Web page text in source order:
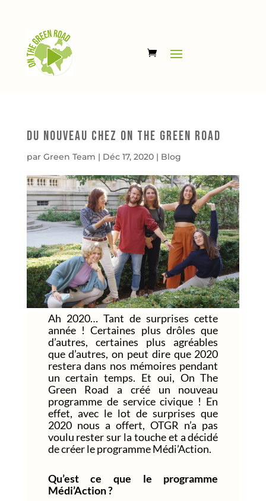
Du nouveau chez On The Green Road
par Green Team | Déc 17, 2020| Blog
Ah 2020… Tant de surprises cette
année ! Certaines plus drôles que
d’autres, certaines plus agréables
que d’autres, on peut dire que 2020
restera dans nos mémoires pendant
un certain temps. Et oui, On The
Green Road a créé un nouveau
programme de service civique ! En
effet, avec le lot de surprises que
2020 nous a offert, OTGR n’a pas
voulu rester sur la touche et a décidé
de créer le programme Médi’Action.
Qu’est ce que le programme
Médi’Action ?